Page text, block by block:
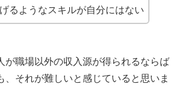
るようなスキルが自分にはない
が職場以外の収入源が得られるならば
、それが難しいと感じていると思いま